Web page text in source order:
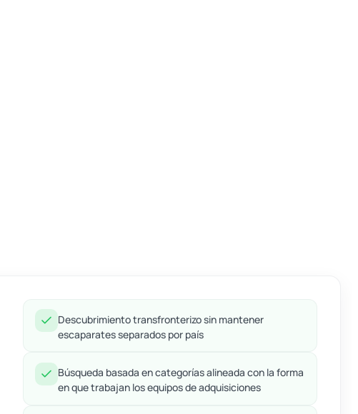
Descubrimiento transfronterizo sin mantener
escaparates separados por país
Búsqueda basada en categorías alineada con la forma
en que trabajan los equipos de adquisiciones